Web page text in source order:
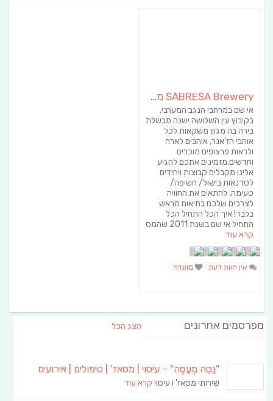
SABRESA Brewery מבשלת שיכר | מבשלת בירה
אי שם במרחבי הנגב המערבי,
בקיבוץ עין השלושה ישנה מבשלת
בירה בה מגוון משקאות לכל
אוהבי הז'אנר, אוהבים לארח
ולראות פרצופים מוכרים
וחדשים.מזמינים אתכם להגיע
אלינו מקבלים קבוצות ויחידים
לסדנאות בישול/ חשיפה/
טעימה, להתאים את החוויה
לצרכים שלכם בתיאום מראש
בלבד! איך הכל התחיל הכל
התחיל אי שם בשנת 2011 שהמס
קרא עוד
אין חוות דעת מועדף
מפרסמים אחרונים הצג הכל
"נַסֵּה מְעַסֶּה" – עיסוי | מסאז' | טיפולים | אירועים
שירותי מסאז' ו עיסוי קרא עוד